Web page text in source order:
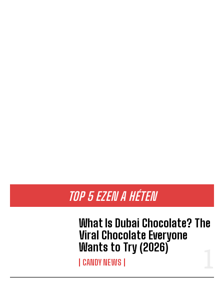
TOP 5 EZEN A HÉTEN
What Is Dubai Chocolate? The
Viral Chocolate Everyone
Wants to Try (2026)
CANDY NEWS